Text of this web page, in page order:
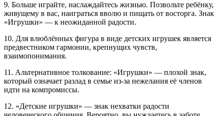
9. Больше играйте, наслаждайтесь жизнью. Позвольте ребёнку,
живущему в вас, наиграться вволю и пищать от восторга. Знак
«Игрушки» — к неожиданной радости.
10. Для влюблённых фигура в виде детских игрушек является
предвестником гармонии, крепнущих чувств,
взаимопонимания.
11. Альтернативное толкование: «Игрушки» — плохой знак,
который означает разлад в семье из-за нежелания её членов
идти на компромиссы.
12. «Детские игрушки» — знак нехватки радости